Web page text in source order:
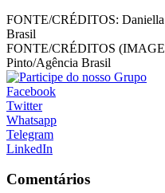
FONTE/CRÉDITOS:
Brasil
FONTE/CRÉDITOS
Pinto/Agência Brasil
Facebook
Twitter
Whatsapp
Telegram
LinkedIn
Comentários